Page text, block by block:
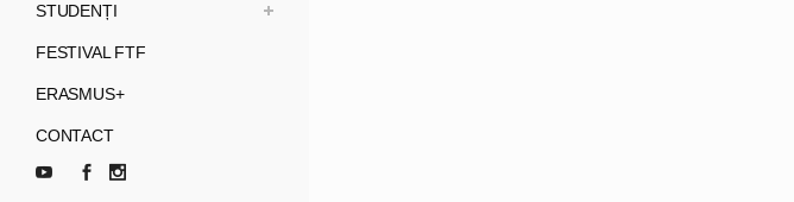
STUDENȚI
FESTIVAL FTF
ERASMUS+
CONTACT